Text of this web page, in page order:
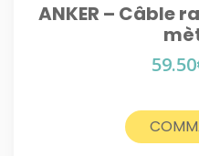
ANKER – Câble
59.50